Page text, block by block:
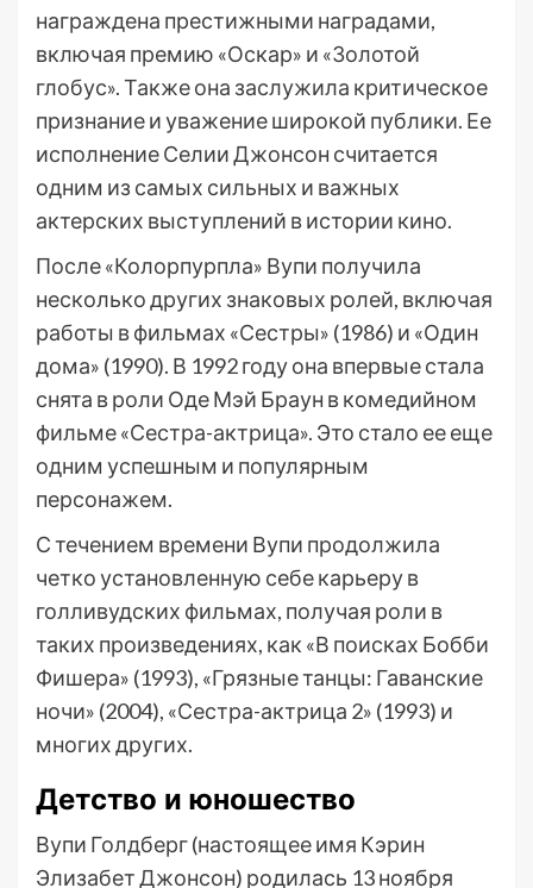
награждена престижными наградами,
включая премию «Оскар» и «Золотой
глобус». Также она заслужила критическое
признание и уважение широкой публики. Ее
исполнение Селии Джонсон считается
одним из самых сильных и важных
актерских выступлений в истории кино.
После «Колорпурпла» Вупи получила
несколько других знаковых ролей, включая
работы в фильмах «Сестры» (1986) и «Один
дома» (1990). В 1992 году она впервые стала
снята в роли Оде Мэй Браун в комедийном
фильме «Сестра-актрица». Это стало ее еще
одним успешным и популярным
персонажем.
С течением времени Вупи продолжила
четко установленную себе карьеру в
голливудских фильмах, получая роли в
таких произведениях, как «В поисках Бобби
Фишера» (1993), «Грязные танцы: Гаванские
ночи» (2004), «Сестра-актрица 2» (1993) и
многих других.
Детство и юношество
Вупи Голдберг (настоящее имя Кэрин
Элизабет Джонсон) родилась 13 ноября